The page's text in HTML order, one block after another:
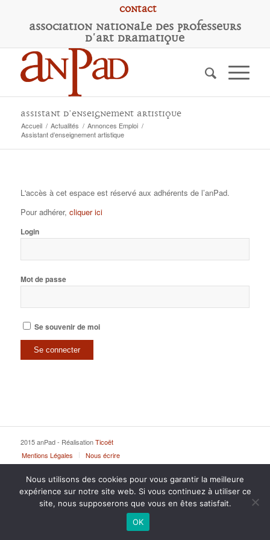
Contact
Association Nationale des Professeurs
d'Art Dramatique
Assistant d’enseignement artistique
Accueil / Actualités / Annonces Emploi /
Assistant d’enseignement artistique
L'accès à cet espace est réservé aux adhérents de l’anPad.
Pour adhérer, cliquer ici
Login
Mot de passe
Se souvenir de moi
2015 anPad - RéalisationTicoët
Mentions Légales
Nous écrire
Nous utilisons des cookies pour vous garantir la meilleure
expérience sur notre site web. Si vous continuez à utiliser ce
site, nous supposerons que vous en êtes satisfait.
OK